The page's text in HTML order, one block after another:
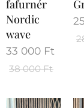
fafurnér
Nordic
wave
33 000 Ft
38 000Ft